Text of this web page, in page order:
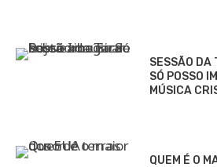
SESSÃO DA
SÓ POSSO
MÚSICA
QUEM É O